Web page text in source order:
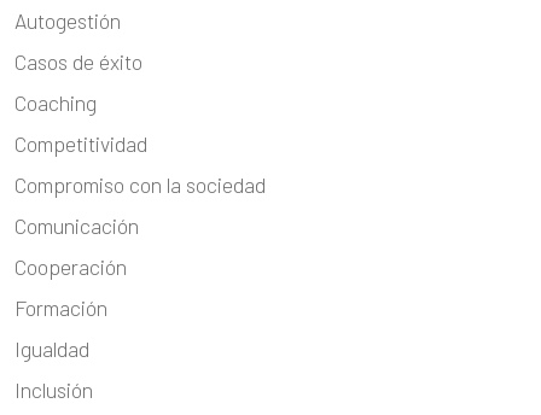
Autogestión
Casos de éxito
Coaching
Competitividad
Compromiso con la sociedad
Comunicación
Cooperación
Formación
Igualdad
Inclusión